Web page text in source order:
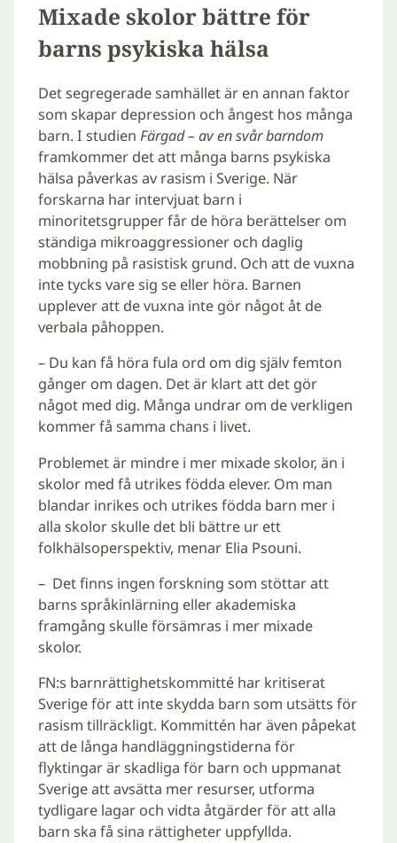
Mixade skolor bättre för
barns psykiska hälsa
Det segregerade samhället är en annan faktor
som skapar depression och ångest hos många
barn. I studien Färgad – av en svår barndom
framkommer det att många barns psykiska
hälsa påverkas av rasism i Sverige. När
forskarna har intervjuat barn i
minoritetsgrupper får de höra berättelser om
ständiga mikroaggressioner och daglig
mobbning på rasistisk grund. Och att de vuxna
inte tycks vare sig se eller höra. Barnen
upplever att de vuxna inte gör något åt de
verbala påhoppen.
– Du kan få höra fula ord om dig själv femton
gånger om dagen. Det är klart att det gör
något med dig. Många undrar om de verkligen
kommer få samma chans i livet.
Problemet är mindre i mer mixade skolor, än i
skolor med få utrikes födda elever. Om man
blandar inrikes och utrikes födda barn mer i
alla skolor skulle det bli bättre ur ett
folkhälsoperspektiv, menar Elia Psouni.
– Det finns ingen forskning som stöttar att
barns språkinlärning eller akademiska
framgång skulle försämras i mer mixade
skolor.
FN:s barnrättighetskommitté har kritiserat
Sverige för att inte skydda barn som utsätts för
rasism tillräckligt. Kommittén har även påpekat
att de långa handläggningstiderna för
flyktingar är skadliga för barn och uppmanat
Sverige att avsätta mer resurser, utforma
tydligare lagar och vidta åtgärder för att alla
barn ska få sina rättigheter uppfyllda.